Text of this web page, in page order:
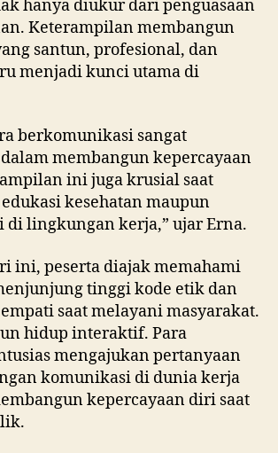
hanya diukur dari penguasaan
Keterampilan membangun
santun, profesional, dan
menjadi kunci utama di
berkomunikasi sangat
membangun kepercayaan
ini juga krusial saat
kesehatan maupun
di lingkungan kerja,” ujar Erna.
ini, peserta diajak memahami
tinggi kode etik dan
saat melayani masyarakat.
hidup interaktif. Para
mengajukan pertanyaan
komunikasi di dunia kerja
kepercayaan diri saat